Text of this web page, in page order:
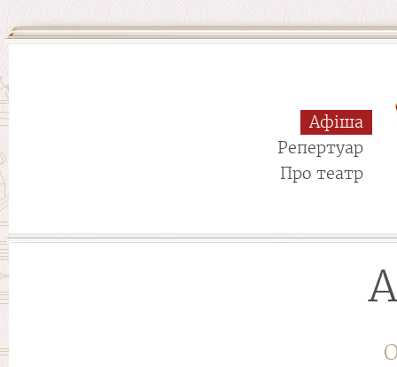
Афіша
Репертуар
Про театр